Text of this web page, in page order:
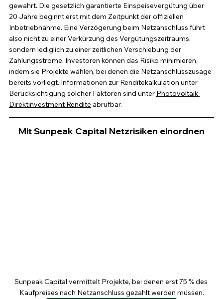
gewahrt. Die gesetzlich garantierte Einspeisevergütung über
20 Jahre beginnt erst mit dem Zeitpunkt der offiziellen
Inbetriebnahme. Eine Verzögerung beim Netzanschluss führt
also nicht zu einer Verkürzung des Vergütungszeitraums,
sondern lediglich zu einer zeitlichen Verschiebung der
Zahlungsströme. Investoren können das Risiko minimieren,
indem sie Projekte wählen, bei denen die Netzanschlusszusage
bereits vorliegt. Informationen zur Renditekalkulation unter
Berücksichtigung solcher Faktoren sind unter Photovoltaik
Direktinvestment Rendite abrufbar.
Mit Sunpeak Capital Netzrisiken einordnen
Sunpeak Capital vermittelt Projekte, bei denen erst 75 % des
Kaufpreises nach Netzanschluss gezahlt werden müssen.